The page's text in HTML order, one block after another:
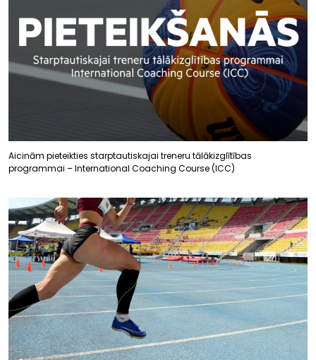
Aicinām pieteikties starptautiskajai treneru tālākizglītības
programmai – International Coaching Course (ICC)